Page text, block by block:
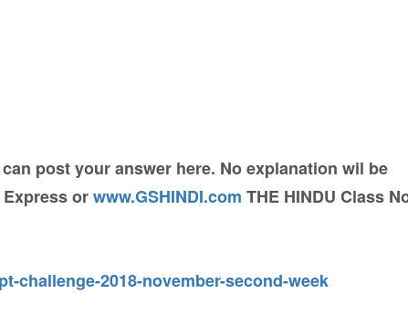
post your answer here. No explanation wil be
orwww.GSHINDI.com THE HINDU Class
challenge-2018-november-second-week